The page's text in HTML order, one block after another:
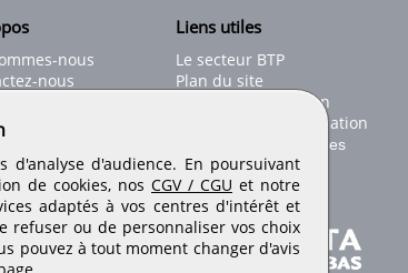
nous
nous
légales
générales
nos équipes
Liens utiles
Le secteur BTP
Plan du site
Conseils d'utilisation
Conditions de publication
Paramètres des cookies
sociaux
d'analyse d'audience. En poursuivant
de cookies, nos CGV / CGU et notre
adaptés à vos centres d'intérêt et
refuser ou de personnaliser vos choix
pouvez à tout moment changer d'avis